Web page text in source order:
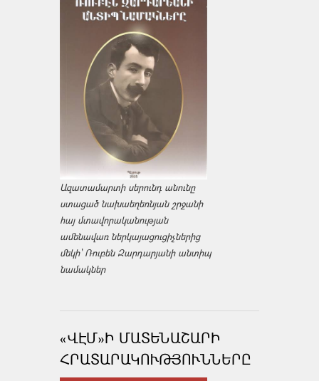
Ազատամարտի սերունդ անունը
ստացած նախաեղեռնյան շրջանի
հայ մտավորականության
ամենավառ ներկայացուցիչներից
մեկի՝ Ռուբեն Զարդարյանի անտիպ
նամակներ
«ՎԷՄ»Ի ՄԱՏԵՆԱՇԱՐԻ
ՀՐԱՏԱՐԱԿՈՒԹՅՈՒՆՆԵՐԸ